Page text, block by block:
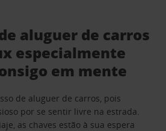
aluguer de carros
especialmente
em mente
de aluguer de carros, pois
por se sentir livre na estrada.
as chaves estão à sua espera